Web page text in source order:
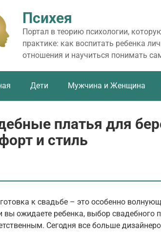
Психея
Портал в теорию психологии,
практике: как воспитать ребенка
отношения и научиться понимать
Дети Мужчина и Женщина
платья для
и стиль
к свадьбе – это особенно
вы ожидаете ребенка, выбор
Сегодня все больше